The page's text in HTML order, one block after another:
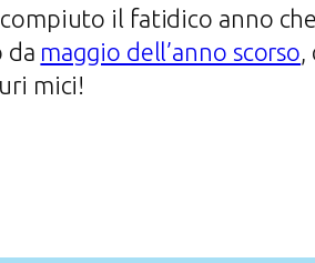
il fatidico anno
da maggio dell’anno scorso
mici!